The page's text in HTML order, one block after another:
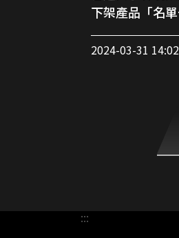
下架產品「名單
2024-03-31 14:02
:::